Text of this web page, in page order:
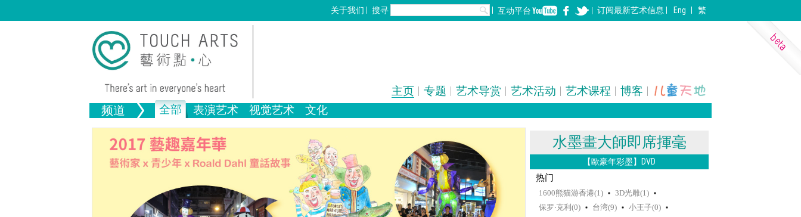
关于我们 搜寻 互动平台 订阅最新艺术信息 Eng 繁
主页 专题 艺术导赏 艺术活动 艺术课程 博客
频道 全部 表演艺术 视觉艺术 文化
全部表演艺术装置
建筑
全部视觉艺术
水墨畫大師即席揮毫
【歐豪年彩墨】DVD
热门
1600熊猫游香港(1)
3D光雕(1)
保罗‧克利(0)
台湾(9)
小王子(0)